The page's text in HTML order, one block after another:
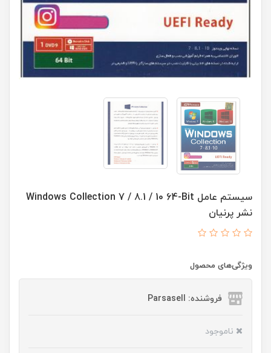
سیستم عامل Windows Collection 7 / 8.1 / 10 64-Bit
نشر پرنیان
ویژگی‌های محصول
فروشنده: Parsasell
ناموجود